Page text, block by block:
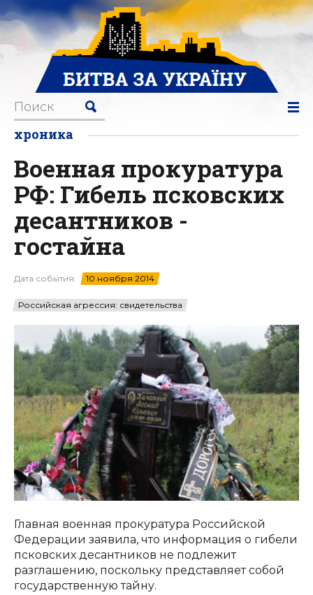
хроника
Военная прокуратура
РФ: Гибель псковских
десантников -
гостайна
Дата события: 10 ноября 2014
Российская агрессия: свидетельства
Главная военная прокуратура Российской
Федерации заявила, что информация о гибели
псковских десантников не подлежит
разглашению, поскольку представляет собой
государственную тайну.